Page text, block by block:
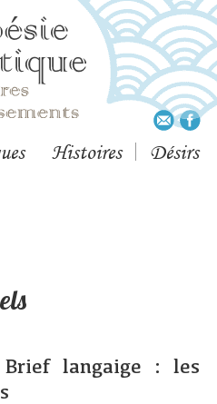
Histoires Désirs
langaige : les